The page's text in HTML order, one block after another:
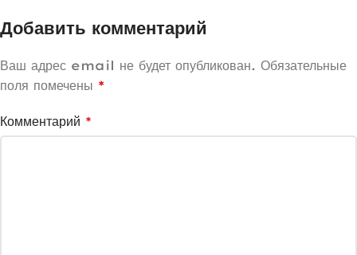
Добавить комментарий
Ваш адрес email не будет опубликован. Обязательные
поля помечены *
Комментарий *